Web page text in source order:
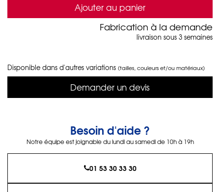
Ajouter au panier
Fabrication à la demande
livraison sous 3 semaines
Disponible dans d'autres variations (tailles, couleurs et/ou matériaux)
Demander un devis
Besoin d'aide ?
Notre équipe est joignable du lundi au samedi de 10h à 19h
01 53 30 33 30